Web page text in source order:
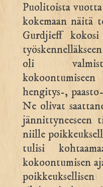
Puolitoista
kokemaan näitä
Gurdjieff kokosi
oli
hengitys-,
Ne olivat
jännittyneeseen
niille
tulisi
kokoontumisen